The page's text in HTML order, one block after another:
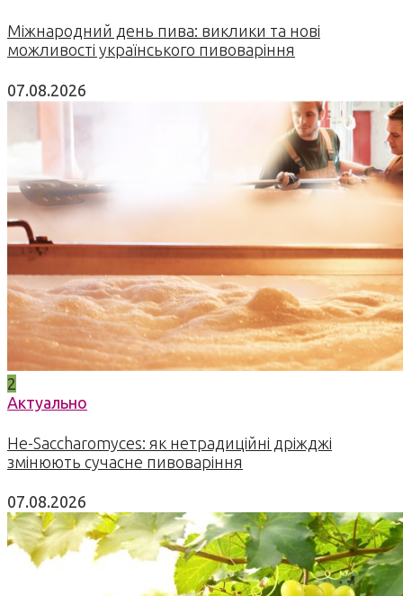
Міжнародний день пива: виклики та нові
можливості українського пивоваріння
07.08.2026
2
Актуально
Не-Saccharomyces: як нетрадиційні дріжджі
змінюють сучасне пивоваріння
07.08.2026